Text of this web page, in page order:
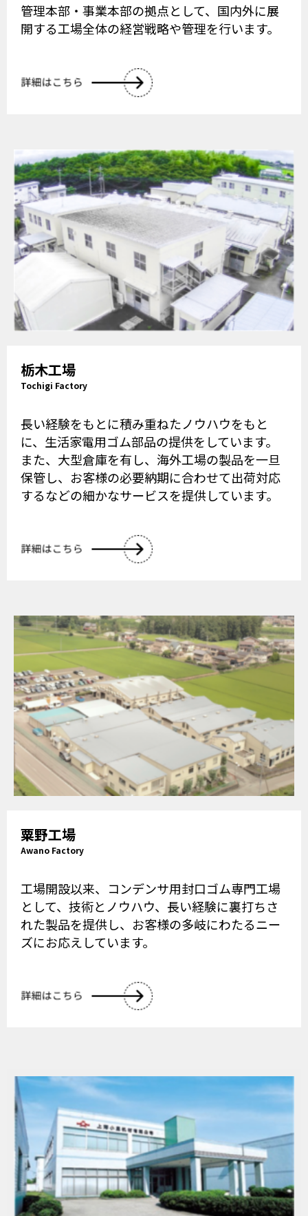
管理本部・事業本部の拠点として、国内外に展
開する工場全体の経営戦略や管理を行います。
栃木工場
Tochigi Factory
長い経験をもとに積み重ねたノウハウをもと
に、生活家電用ゴム部品の提供をしています。
また、大型倉庫を有し、海外工場の製品を一旦
保管し、お客様の必要納期に合わせて出荷対応
するなどの細かなサービスを提供しています。
粟野工場
Awano Factory
工場開設以来、コンデンサ用封口ゴム専門工場
として、技術とノウハウ、長い経験に裏打ちさ
れた製品を提供し、お客様の多岐にわたるニー
ズにお応えしています。